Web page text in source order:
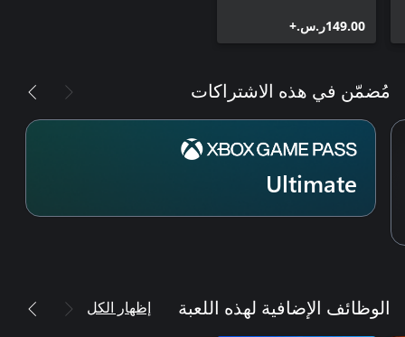
Edition)
‪ر.س.‏‎149.00‬+
مُضمّن في هذه الاشتراكات
Ultimate
الوظائف الإضافية لهذه اللعبة إظهار الكل